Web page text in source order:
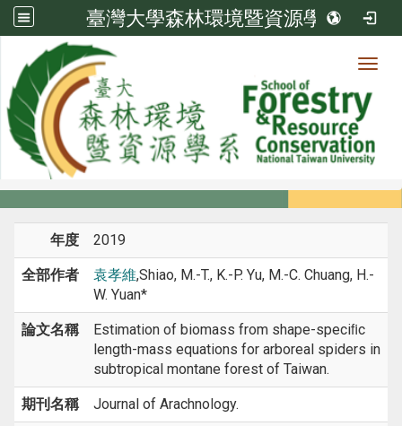
臺灣大學森林環境暨資源學系
系所成員
系所成員
年度 2019
全部作者 袁孝維,Shiao, M.-T., K.-P. Yu, M.-C. Chuang, H.-
W. Yuan*
論文名稱
Estimation of biomass from shape-speciﬁc
length-mass equations for arboreal spiders in
subtropical montane forest of Taiwan.
期刊名稱 Journal of Arachnology.